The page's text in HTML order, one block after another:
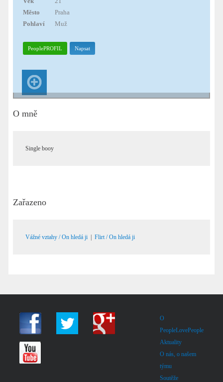
Město
Praha
Pohlaví
Muž
PeoplePROFIL Napsat
O mně
Single booy
Zařazeno
Vážné vztahy / On hledá ji Flirt / On hledá ji
O
PeopleLovePeople
Aktuality
O nás, o našem
týmu
Soutěže